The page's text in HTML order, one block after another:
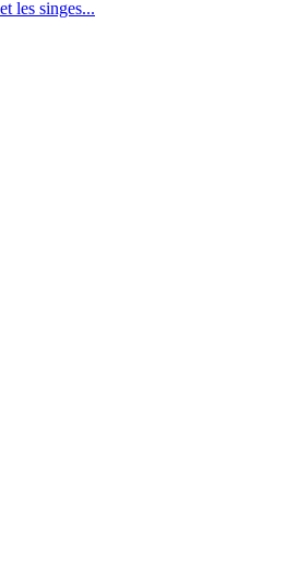
les singes...